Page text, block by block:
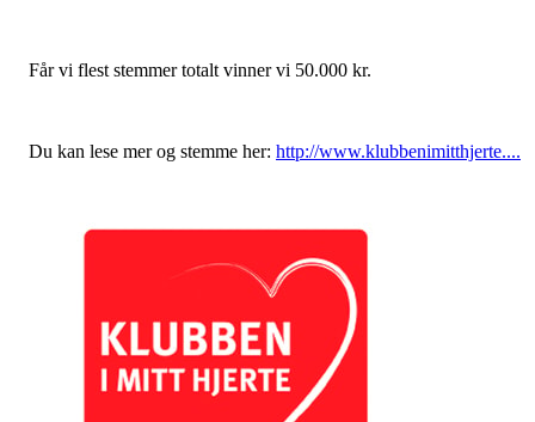
Får vi flest stemmer totalt vinner vi 50.000 kr.
Du kan lese mer og stemme her: http://www.klubbenimitthjerte....